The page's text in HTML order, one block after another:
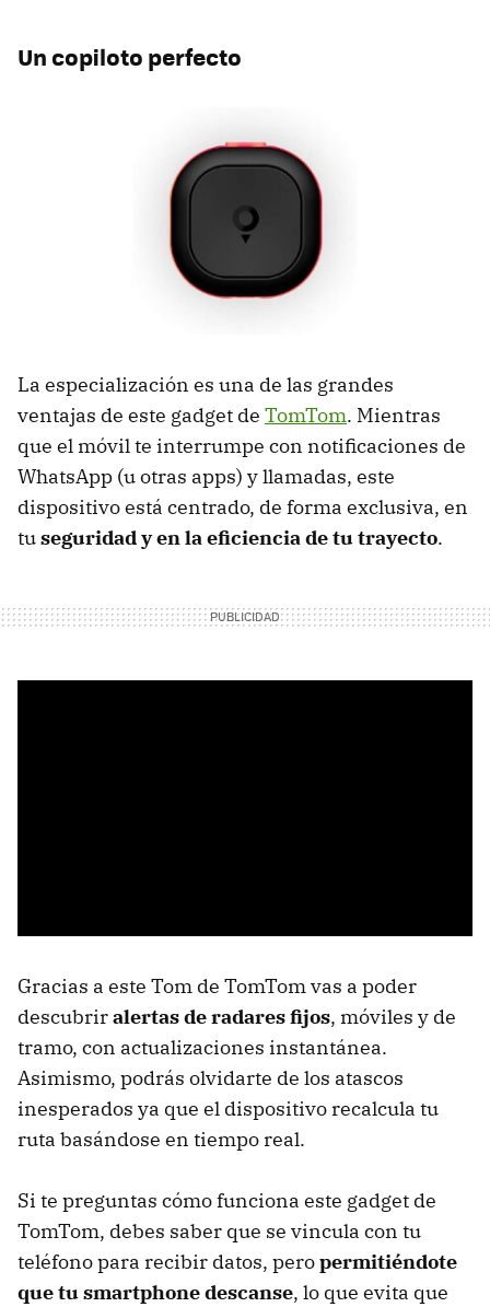
Un copiloto perfecto
La especialización es una de las grandes
ventajas de este gadget de TomTom. Mientras
que el móvil te interrumpe con notificaciones de
WhatsApp (u otras apps) y llamadas, este
dispositivo está centrado, de forma exclusiva, en
tuseguridad y en la eficiencia de tu trayecto.
Gracias a este Tom de TomTom vas a poder
descubriralertas de radares fijos, móviles y de
tramo, con actualizaciones instantánea.
Asimismo, podrás olvidarte de los atascos
inesperados ya que el dispositivo recalcula tu
ruta basándose en tiempo real.
Si te preguntas cómo funciona este gadget de
TomTom, debes saber que se vincula con tu
teléfono para recibir datos, peropermitiéndote
que tu smartphone descanse, lo que evita que